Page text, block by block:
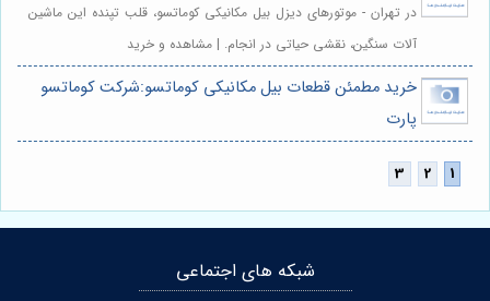
در تهران - موتورهای دیزل بیل مکانیکی کوماتسو، قلب تپنده این ماشین
آلات سنگین، نقشی حیاتی در انجام. | مشاهده و خرید
خرید مطمئن قطعات بیل مکانیکی کوماتسو:شرکت کوماتسو
پارت
شبکه های اجتماعی